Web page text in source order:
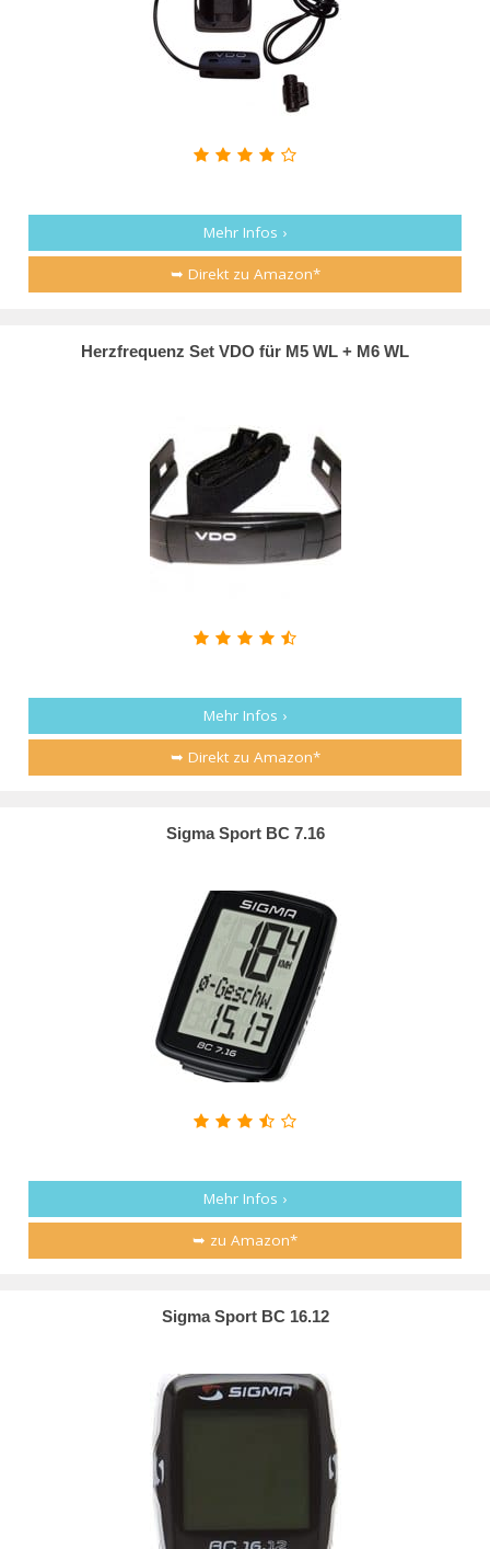
Mehr Infos ›
➥ Direkt zu Amazon*
Herzfrequenz Set VDO für M5 WL + M6 WL
Mehr Infos ›
➥ Direkt zu Amazon*
Sigma Sport BC 7.16
Mehr Infos ›
➥ zu Amazon*
Sigma Sport BC 16.12